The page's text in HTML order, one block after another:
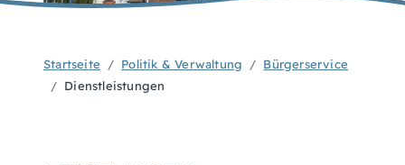
Startseite Politik & Verwaltung
Bürgerservice
Dienstleistungen